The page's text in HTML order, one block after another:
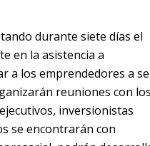
durante siete días el
en la asistencia a
a los emprendedores a
reuniones con los
inversionistas
se encontrarán con